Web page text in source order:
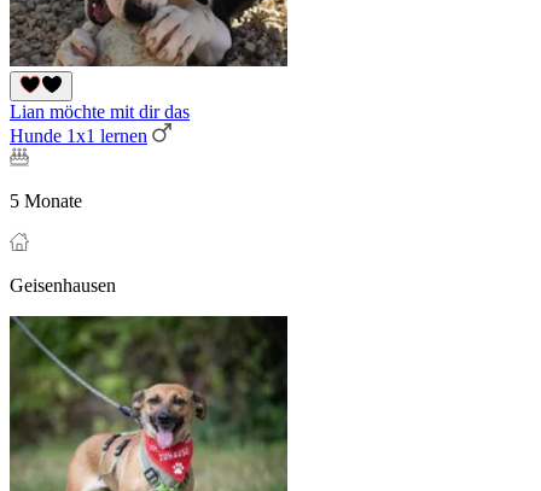
Lian möchte mit dir das
Hunde 1x1 lernen
5 Monate
Geisenhausen